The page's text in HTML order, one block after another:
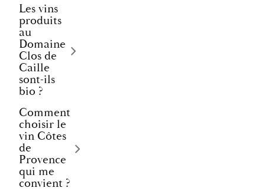
Les vins
produits
au
Domaine
Clos de
Caille
sont-ils
bio ?
Comment
choisir le
vin Côtes
de
Provence
qui me
convient ?